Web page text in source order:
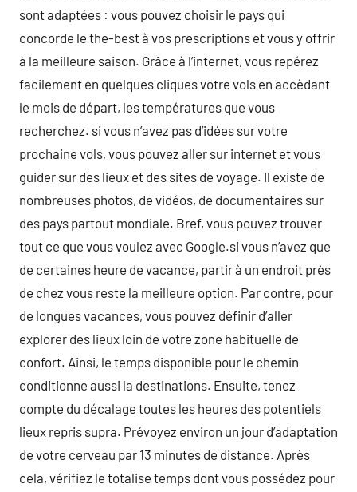
sont adaptées : vous pouvez choisir le pays qui
concorde le the-best à vos prescriptions et vous y offrir
à la meilleure saison. Grâce à l’internet, vous repérez
facilement en quelques cliques votre vols en accèdant
le mois de départ, les températures que vous
recherchez. si vous n’avez pas d’idées sur votre
prochaine vols, vous pouvez aller sur internet et vous
guider sur des lieux et des sites de voyage. Il existe de
nombreuses photos, de vidéos, de documentaires sur
des pays partout mondiale. Bref, vous pouvez trouver
tout ce que vous voulez avec Google.si vous n’avez que
de certaines heure de vacance, partir à un endroit près
de chez vous reste la meilleure option. Par contre, pour
de longues vacances, vous pouvez définir d’aller
explorer des lieux loin de votre zone habituelle de
confort. Ainsi, le temps disponible pour le chemin
conditionne aussi la destinations. Ensuite, tenez
compte du décalage toutes les heures des potentiels
lieux repris supra. Prévoyez environ un jour d’adaptation
de votre cerveau par 13 minutes de distance. Après
cela, vérifiez le totalise temps dont vous possédez pour